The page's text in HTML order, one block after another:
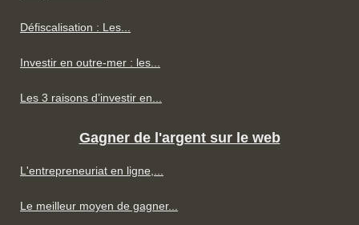
Défiscalisation : Les...
Investir en outre-mer : les...
Les 3 raisons d’investir en...
Gagner de l'argent sur le web
L'entrepreneuriat en ligne,...
Le meilleur moyen de gagner...